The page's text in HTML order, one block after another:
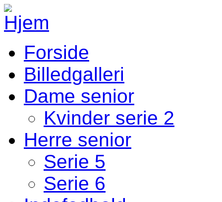
Gå til hovedindhold
Fodbold Menu
Forside
Billedgalleri
Dame senior
Kvinder serie 2
Herre senior
Serie 5
Serie 6